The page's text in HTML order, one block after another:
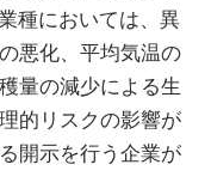
種においては、異
悪化、平均気温の
量の減少による生
的リスクの影響が
開示を行う企業が